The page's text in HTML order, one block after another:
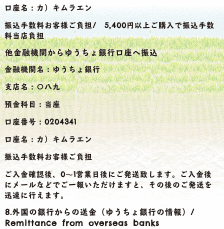
口座名：カ）キムラエン
振込手数料お客様ご負担/ 5,400円以上ご購入で振込手数
料当店負担
他金融機関からゆうちょ銀行口座へ振込
金融機関名：ゆうちょ銀行
支店名：〇八九
預金科目：当座
口座番号：0204341
口座名：カ）キムラエン
振込手数料お客様ご負担
ご入金確認後、0～1営業日後にご発送致します。ご入金後
にメールなどでご一報いただけますと、その後のご発送を
迅速に行えます。
8.外国の銀行からの送金（ゆうちょ銀行の情報）/
Remittance from overseas banks